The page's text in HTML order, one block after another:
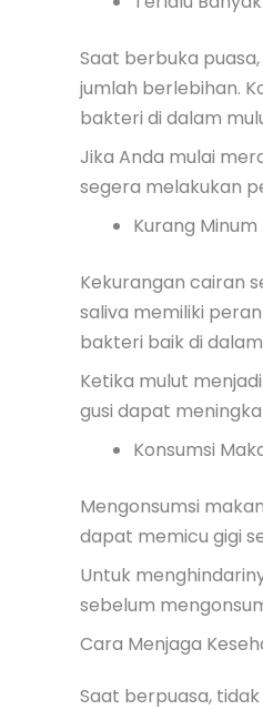
Saat berbuka
jumlah berlebihan.
bakteri di dalam
Jika Anda mulai
segera melakukan
Kurang Minum
Kekurangan cairan
saliva memiliki
bakteri baik di
Ketika mulut
gusi dapat
Konsumsi
Mengonsumsi
dapat memicu gigi
Untuk
sebelum
Cara Menjaga
Saat berpuasa,